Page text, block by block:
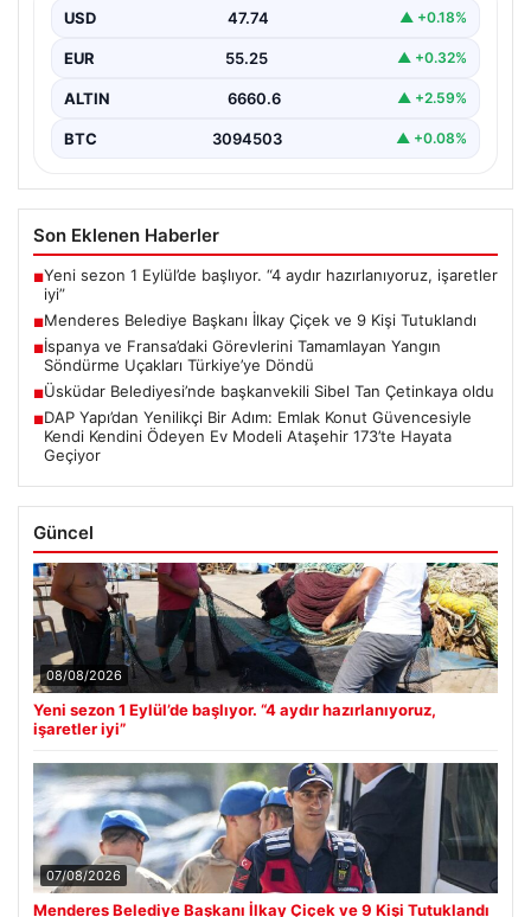
Çiçek’in de aralarında bulunduğu isimlere yönelik
yürütülen kapsamlı…
USD 47.74 ▲ +0.18%
EUR 55.25 ▲ +0.32%
ALTIN 6660.6 ▲ +2.59%
BTC 3094503 ▲ +0.08%
Son Eklenen Haberler
■Yeni sezon 1 Eylül’de başlıyor. “4 aydır hazırlanıyoruz, işaretler
iyi”
■Menderes Belediye Başkanı İlkay Çiçek ve 9 Kişi Tutuklandı
■İspanya ve Fransa’daki Görevlerini Tamamlayan Yangın
Söndürme Uçakları Türkiye’ye Döndü
■Üsküdar Belediyesi’nde başkanvekili Sibel Tan Çetinkaya oldu
■DAP Yapı’dan Yenilikçi Bir Adım: Emlak Konut Güvencesiyle
Kendi Kendini Ödeyen Ev Modeli Ataşehir 173’te Hayata
Geçiyor
Güncel
08/08/2026
Yeni sezon 1 Eylül’de başlıyor. “4 aydır hazırlanıyoruz,
işaretler iyi”
07/08/2026
Menderes Belediye Başkanı İlkay Çiçek ve 9 Kişi Tutuklandı